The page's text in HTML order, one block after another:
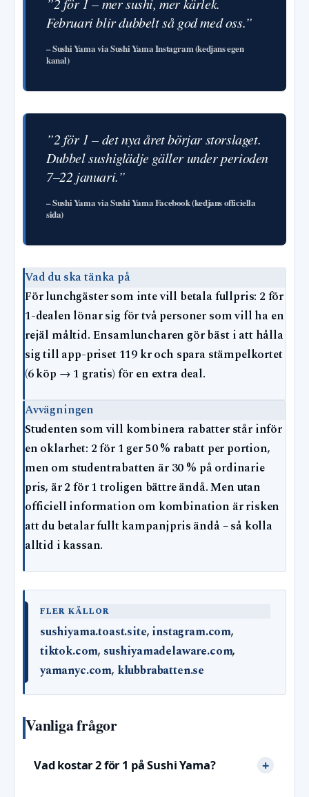
Februari blir dubbelt så god med oss.”
– Sushi Yama via Sushi Yama Instagram (kedjans egen
kanal)
”2 för 1 – det nya året börjar storslaget.
Dubbel sushiglädje gäller under perioden
7–22 januari.”
– Sushi Yama via Sushi Yama Facebook (kedjans officiella
sida)
Vad du ska tänka på
För lunchgäster som inte vill betala fullpris: 2 för
1-dealen lönar sig för två personer som vill ha en
rejäl måltid. Ensamluncharen gör bäst i att hålla
sig till app-priset 119 kr och spara stämpelkortet
(6 köp → 1 gratis) för en extra deal.
Avvägningen
Studenten som vill kombinera rabatter står inför
en oklarhet: 2 för 1 ger 50 % rabatt per portion,
men om studentrabatten är 30 % på ordinarie
pris, är 2 för 1 troligen bättre ändå. Men utan
officiell information om kombination är risken
att du betalar fullt kampanjpris ändå – så kolla
alltid i kassan.
FLER KÄLLOR
sushiyama.toast.site, instagram.com,
tiktok.com, sushiyamadelaware.com,
yamanyc.com, klubbrabatten.se
Vanliga frågor
Vad kostar 2 för 1 på Sushi Yama?